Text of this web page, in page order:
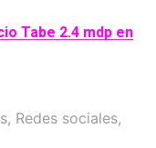
Tabe 2.4 mdp en
, Redes sociales,